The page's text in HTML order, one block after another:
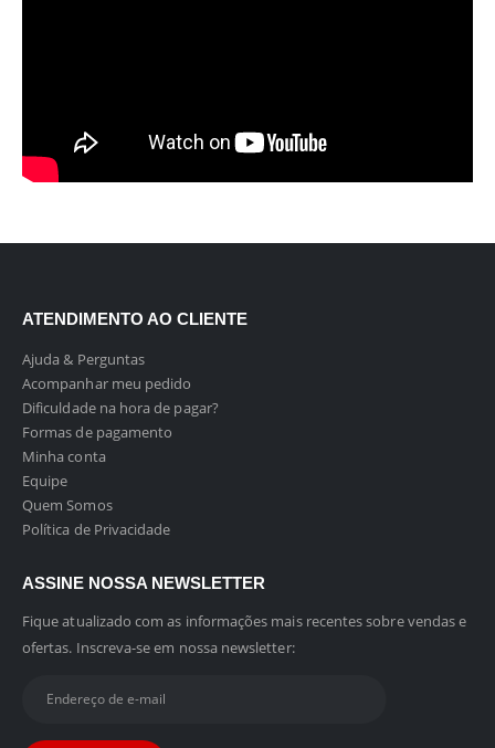
ATENDIMENTO AO CLIENTE
Ajuda & Perguntas
Acompanhar meu pedido
Dificuldade na hora de pagar?
Formas de pagamento
Minha conta
Equipe
Quem Somos
Política de Privacidade
ASSINE NOSSA NEWSLETTER
Fique atualizado com as informações mais recentes sobre vendas e
ofertas. Inscreva-se em nossa newsletter: